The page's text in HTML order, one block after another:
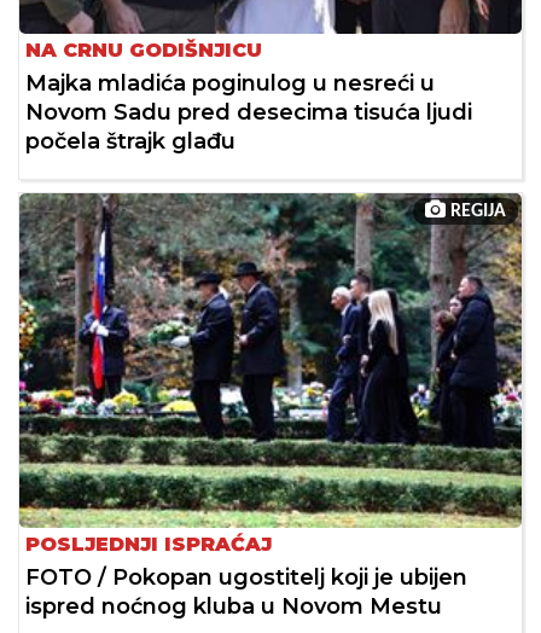
NA CRNU GODIŠNJICU
Majka mladića poginulog u nesreći u
Novom Sadu pred desecima tisuća ljudi
počela štrajk glađu
REGIJA
POSLJEDNJI ISPRAĆAJ
FOTO / Pokopan ugostitelj koji je ubijen
ispred noćnog kluba u Novom Mestu